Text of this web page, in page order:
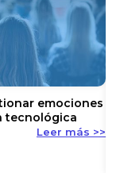
emociones
tecnológica
Leer más >>